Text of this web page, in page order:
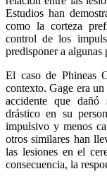
Estudios han
como la corteza
control de los
predisponer a algunas
El caso de Phineas
contexto. Gage era
accidente que
drástico en su
impulsivo y menos
otros similares han
las lesiones en el
consecuencia, la